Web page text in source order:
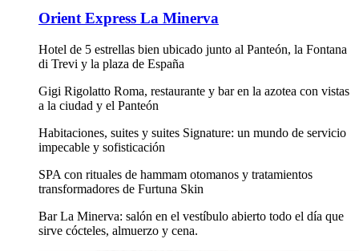
Orient Express La Minerva
Hotel de 5 estrellas bien ubicado junto al Panteón, la Fontana
di Trevi y la plaza de España
Gigi Rigolatto Roma, restaurante y bar en la azotea con vistas
a la ciudad y el Panteón
Habitaciones, suites y suites Signature: un mundo de servicio
impecable y sofisticación
SPA con rituales de hammam otomanos y tratamientos
transformadores de Furtuna Skin
Bar La Minerva: salón en el vestíbulo abierto todo el día que
sirve cócteles, almuerzo y cena.